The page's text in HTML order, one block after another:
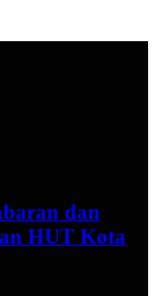
dan
HUT Kota